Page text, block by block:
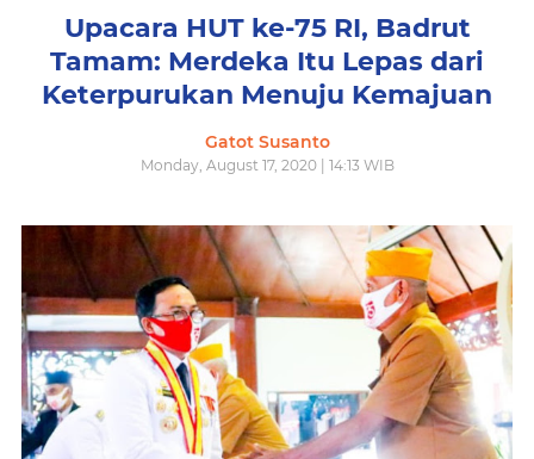
Upacara HUT ke-75 RI, Badrut
Tamam: Merdeka Itu Lepas dari
Keterpurukan Menuju Kemajuan
Gatot Susanto
Monday, August 17, 2020 | 14:13 WIB